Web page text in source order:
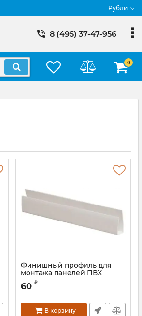
Рубли
8 (495) 37-47-956
0
Финишный профиль для
монтажа панелей ПВХ
60 ₽
В корзину